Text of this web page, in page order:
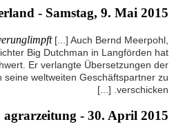
Bauern
sich